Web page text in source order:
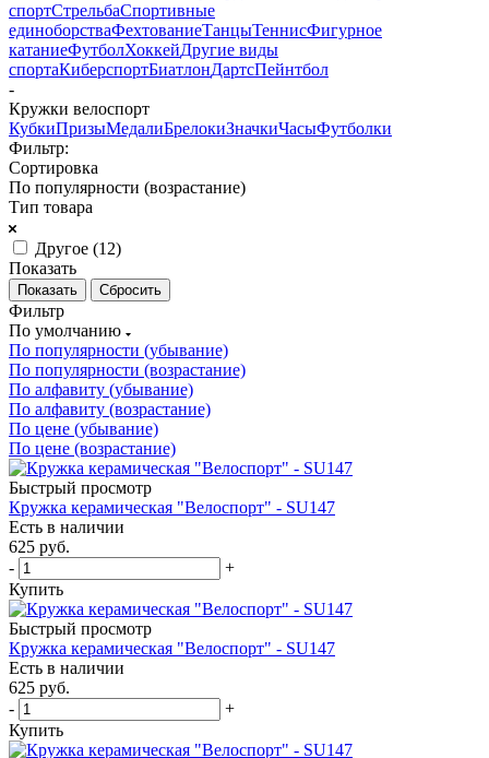
спортСтрельбаСпортивные
единоборстваФехтованиеТанцыТеннисФигурное
катаниеФутболХоккейДругие виды
спортаКиберспортБиатлонДартсПейнтбол
-
Кружки велоспорт
КубкиПризыМедалиБрелокиЗначкиЧасыФутболки
Фильтр:
Сортировка
По популярности (возрастание)
Тип товара
Другое (12)
Показать
Сбросить
Фильтр
По умолчанию
По популярности (убывание)
По популярности (возрастание)
По алфавиту (убывание)
По алфавиту (возрастание)
По цене (убывание)
По цене (возрастание)
Быстрый просмотр
Кружка керамическая "Велоспорт" - SU147
Есть в наличии
625 руб.
-
+
Купить
Быстрый просмотр
Кружка керамическая "Велоспорт" - SU147
Есть в наличии
625 руб.
-
+
Купить